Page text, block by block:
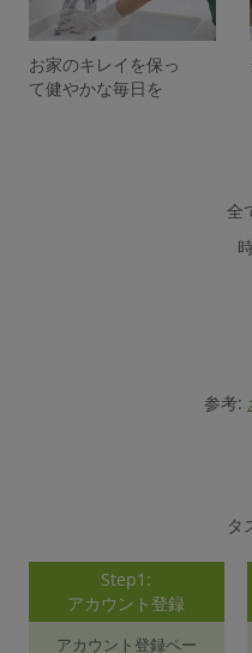
お家のキレイを保っ
て健やかな毎日を
全
参考:
タ
Step1:
アカウント登録
アカウント登録ペー